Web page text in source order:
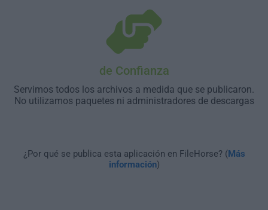
de Confianza
Servimos todos los archivos a medida que se publicaron.
No utilizamos paquetes ni administradores de descargas
¿Por qué se publica esta aplicación en FileHorse? (Más
información)